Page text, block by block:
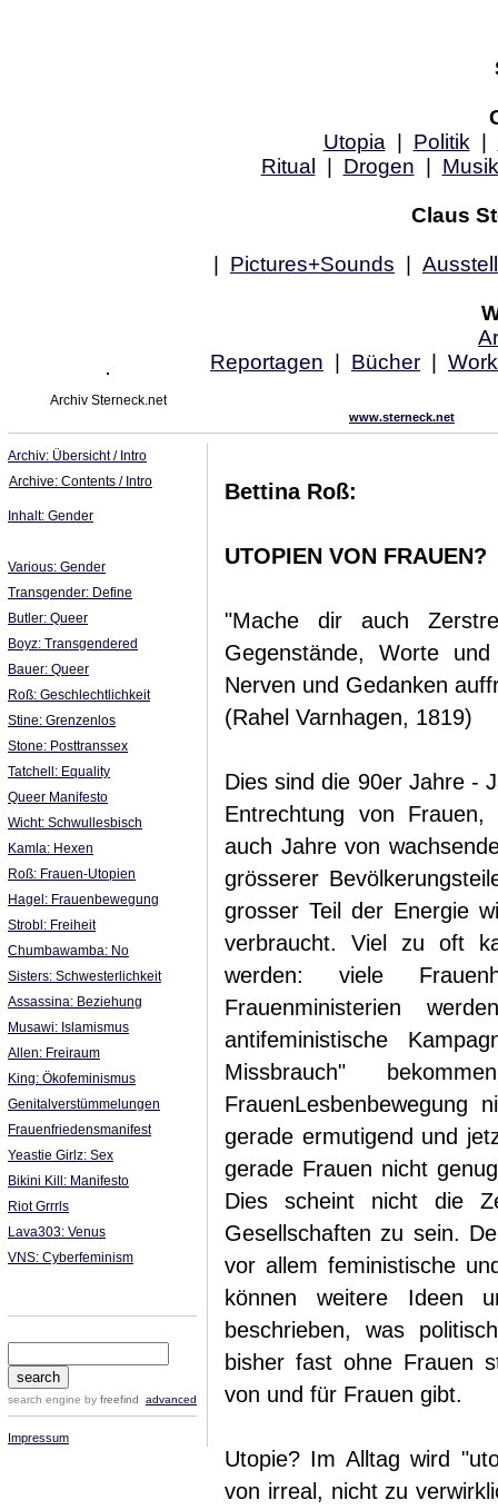
Utopia
Politik
Ritual
Drogen Musik
Claus
Pictures+Sounds
Reportagen
Bücher
Archiv Sterneck.net
www.sterneck.net
Archiv: Übersicht / Intro
Archive: Contents / Intro
Inhalt: Gender
Various: Gender
Transgender: Define
Butler: Queer
Boyz: Transgendered
Bauer: Queer
Roß: Geschlechtlichkeit
Stine: Grenzenlos
Stone: Posttranssex
Tatchell: Equality
Queer Manifesto
Wicht: Schwullesbisch
Kamla: Hexen
Roß: Frauen-Utopien
Hagel: Frauenbewegung
Strobl: Freiheit
Chumbawamba: No
Sisters: Schwesterlichkeit
Assassina: Beziehung
Musawi: Islamismus
Allen: Freiraum
King: Ökofeminismus
Genitalverstümmelungen
Frauenfriedensmanifest
Yeastie Girlz: Sex
Bikini Kill: Manifesto
Riot Grrrls
Lava303: Venus
VNS: Cyberfeminism
search engine by freefind advanced
Impressum
Bettina Roß:
UTOPIEN VON FRAUEN?
"Mache dir auch
Gegenstände, Worte
Nerven und Gedanken
(Rahel Varnhagen, 1819)
Dies sind die 90er Jahre -
Entrechtung von Frauen,
auch Jahre von
grösserer
grosser Teil der Energie
verbraucht. Viel zu oft
werden: viele
Frauenministerien
antifeministische
Missbrauch"
gerade ermutigend und
gerade Frauen nicht
Dies scheint nicht die
Gesellschaften zu sein.
vor allem feministische
können weitere Ideen
beschrieben, was
bisher fast ohne Frauen
von und für Frauen gibt.
Utopie? Im Alltag wird
von irreal, nicht zu